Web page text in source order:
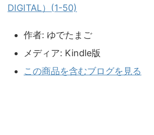
DIGITAL）(1-50)
作者: ゆでたまご
メディア: Kindle版
この商品を含むブログを見る